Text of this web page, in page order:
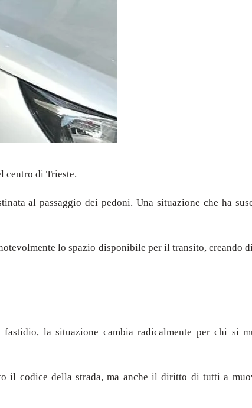
centro di Trieste.
al passaggio dei pedoni. Una situazione che ha
lo spazio disponibile per il transito, creando
la situazione cambia radicalmente per chi si
il codice della strada, ma anche il diritto di tutti a